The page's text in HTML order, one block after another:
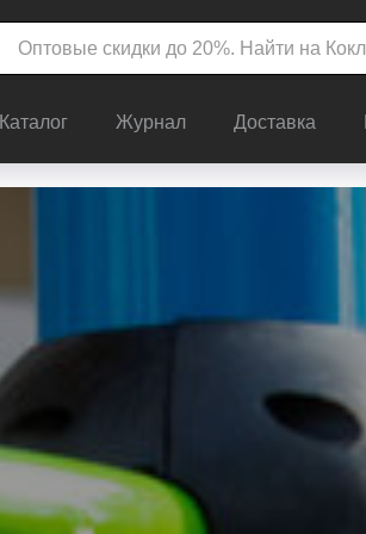
Каталог Журнал Доставка